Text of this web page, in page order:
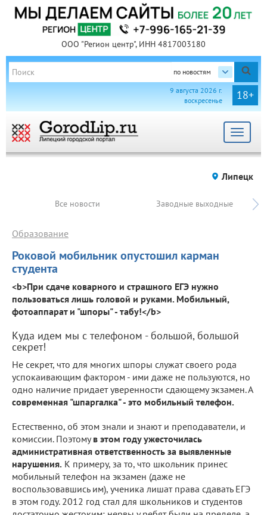
ООО "Регион центр", ИНН 4817003180
по новостям
18+
9 августа 2026 г.
воскресенье
Toggle
Липецк
Все новости Заводные выходные
Роковой мобильник опустошил карман
студента
Образование
<b>При сдаче коварного и страшного ЕГЭ нужно
пользоваться лишь головой и руками. Мобильный,
фотоаппарат и "шпоры" - табу!</b>
Куда идем мы с телефоном - большой, большой
секрет!
Не секрет, что для многих шпоры служат своего рода
успокаивающим фактором - ими даже не пользуются, но
одно наличие придает уверенности сдающему экзамен. А
современная "шпаргалка" - это мобильный телефон.
Естественно, об этом знали и знают и преподаватели, и
комиссии. Поэтомув этом году ужесточилась
административная ответственность за выявленные
нарушения. К примеру, за то, что школьник принес
мобильный телефон на экзамен (даже не
воспользовавшись им), ученика лишат права сдавать ЕГЭ
в этом году. 2012 год стал для школьников и студентов